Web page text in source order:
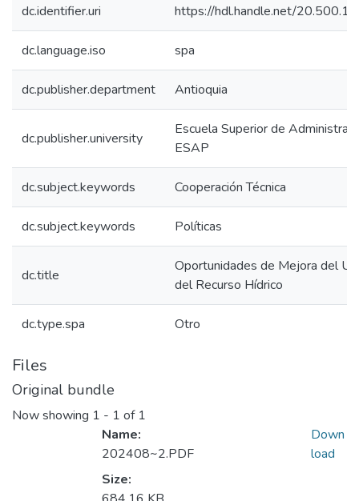
dc.identifier.uri https://hdl.handle.net/
dc.language.iso spa
dc.publisher.department Antioquia
dc.publisher.university
Escuela Superior de
ESAP
dc.subject.keywords Cooperación Técnica
dc.subject.keywords Políticas
dc.title
Oportunidades de Mejora del
del Recurso Hídrico
dc.type.spa Otro
Files
Original bundle
Now showing 1 - 1 of 1
Name:
202408~2.PDF
Size:
Down
load